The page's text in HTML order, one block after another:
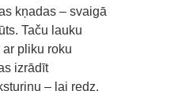
kņadas – svaigā
Taču lauku
pliku roku
izrādīt
– lai redz,